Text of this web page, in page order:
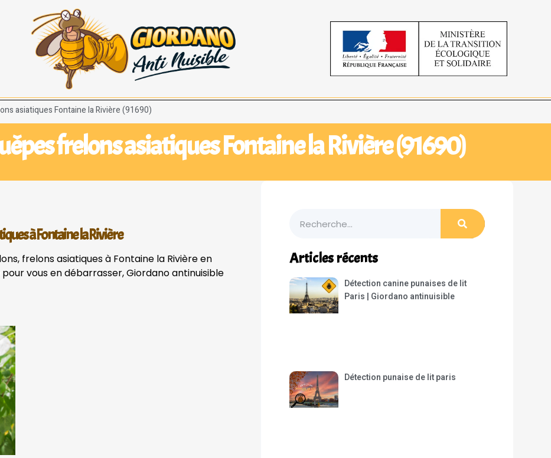
asiatiques Fontaine la Rivière (91690)
frelons asiatiques Fontaine la Rivière (91690)
à Fontaine la Rivière
frelons asiatiques à Fontaine la Rivière en
vous en débarrasser, Giordano antinuisible
Articles récents
Détection canine punaises de lit
Paris | Giordano antinuisible
Détection punaise de lit paris